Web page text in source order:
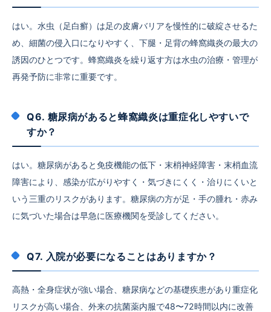
はい。水虫（足白癬）は足の皮膚バリアを慢性的に破綻させるた
め、細菌の侵入口になりやすく、下腿・足背の蜂窩織炎の最大の
誘因のひとつです。蜂窩織炎を繰り返す方は水虫の治療・管理が
再発予防に非常に重要です。
Q6. 糖尿病があると蜂窩織炎は重症化しやすいで
すか？
はい。糖尿病があると免疫機能の低下・末梢神経障害・末梢血流
障害により、感染が広がりやすく・気づきにくく・治りにくいと
いう三重のリスクがあります。糖尿病の方が足・手の腫れ・赤み
に気づいた場合は早急に医療機関を受診してください。
Q7. 入院が必要になることはありますか？
高熱・全身症状が強い場合、糖尿病などの基礎疾患があり重症化
リスクが高い場合、外来の抗菌薬内服で48〜72時間以内に改善